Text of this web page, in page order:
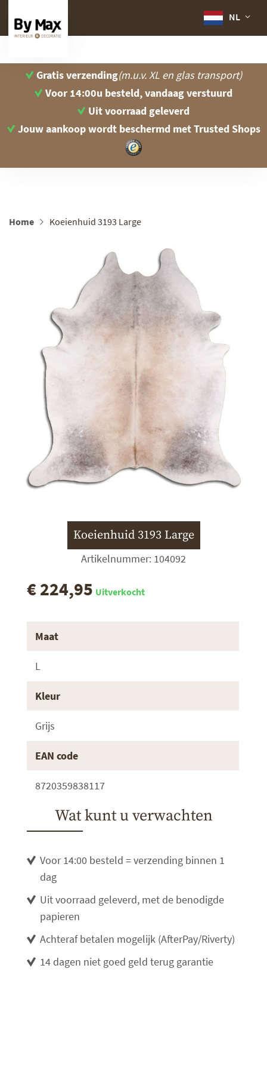
NL
Gratis verzending(m.u.v. XL en glas transport)
Voor 14:00u besteld, vandaag verstuurd
Uit voorraad geleverd
Jouw aankoop wordt beschermd met Trusted Shops
Home Koeienhuid 3193 Large
Koeienhuid 3193 Large
Artikelnummer: 104092
€ 224,95 Uitverkocht
Maat
L
Kleur
Grijs
EAN code
8720359838117
Wat kunt u verwachten
Voor 14:00 besteld = verzending binnen 1
dag
Uit voorraad geleverd, met de benodigde
papieren
Achteraf betalen mogelijk (AfterPay/Riverty)
14 dagen niet goed geld terug garantie